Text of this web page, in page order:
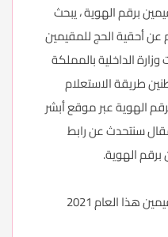
برقم الهوية ، يبحث
عن أحقية الحج للمقيمين
فقد سهلت وزارة الداخلية بالمملكة
طريقة الاستعلام
الهوية عبر موقع أبشر
سنتحدث عن رابط
الهوية.
هذا العام 2021